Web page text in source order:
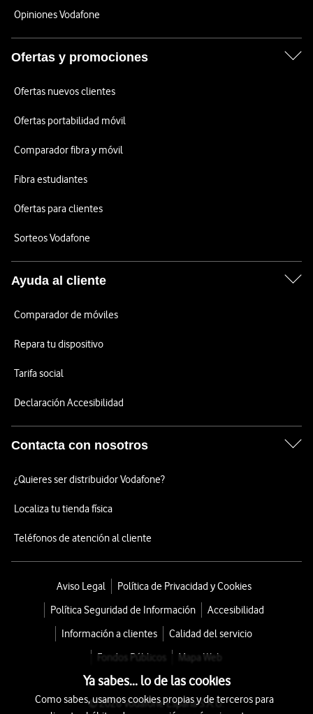
Opiniones Vodafone
Ofertas y promociones
Ofertas nuevos clientes
Ofertas portabilidad móvil
Comparador fibra y móvil
Fibra estudiantes
Ofertas para clientes
Sorteos Vodafone
Ayuda al cliente
Comparador de móviles
Repara tu dispositivo
Tarifa social
Declaración Accesibilidad
Contacta con nosotros
¿Quieres ser distribuidor Vodafone?
Localiza tu tienda física
Teléfonos de atención al cliente
Aviso Legal
Política de Privacidad y Cookies
Política Seguridad de Información
Accesibilidad
Información a clientes
Calidad del servicio
Fondos Públicos
Mapa Web
© 2026 Vodafone España S.A.U.
Ya sabes... lo de las cookies
Como sabes, usamos cookies propias y de terceros para